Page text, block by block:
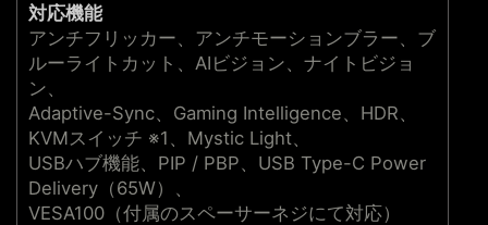
対応機能
アンチフリッカー、アンチモーションブラー、ブ
ルーライトカット、AIビジョン、ナイトビジョ
ン、
Adaptive-Sync、Gaming Intelligence、HDR、
KVMスイッチ ※1、Mystic Light、
USBハブ機能、PIP / PBP、USB Type-C Power
Delivery（65W）、
VESA100（付属のスペーサーネジにて対応）